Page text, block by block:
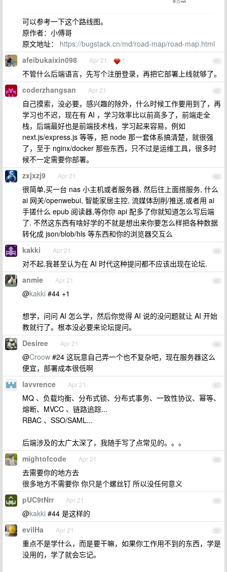
可以参考一下这个路线图。
原作者：小傅哥
原文地址： https://bugstack.cn/md/road-map/road-map.html
41
afeibukaixin098 Apr 21 1
不管什么后端语言，先写个注册登录，再把它部署上线就够了。
42
coderzhangsan Apr 21
自己摸索，没必要，感兴趣的除外，什么时候工作要用到了，再
学习也不迟，现在有 AI ，学习效率比以前高多了，前端走全
栈，后端最好也是前端技术栈，学习起来容易，例如
next.js/express.js 等等，把 node 那一套体系搞清楚，就很强
了，至于 nginx/docker 那些东西，只不过是运维工具，很多时
候不一定需要你部署。
43
zxjxzj9 Apr 21
很简单,买一台 nas 小主机或者服务器, 然后往上面搭服务, 什么
ai 网关/openwebui, 智能家居主控, 流媒体刮削/推送,或者用 ai
手搓什么 epub 阅读器,等你你 api 配多了你就知道怎么写后端
了. 不然这东西有啥好学的不就是想出来你要怎么样把各种数据
转化成 json/blob/hls 等东西和你的浏览器交互么
44
kakki Apr 21
对不起,我甚至认为在 AI 时代这种提问都不应该出现在论坛.
45
anmie Apr 21
@kakki #44 +1
想学，问问 AI 怎么学，然后你觉得 AI 说的没问题就让 AI 开始
教就行了。根本没必要来论坛提问。
46
Desiree Apr 21
@Croow #24 这玩意自己弄一个也不复杂吧，现在服务器这么
便宜，部署成本很低啊
47
lavvrence Apr 21
MQ 、负载均衡、分布式锁、分布式事务、一致性协议、幂等、
熔断、MVCC 、链路追踪...
RBAC 、SSO/SAML...
后端涉及的太广太深了，我随手写了点常见的。。。
48
mightofcode Apr 21
去需要你的地方去
很多地方不需要你 你只是个螺丝钉 所以没任何意义
49
pUC9tNrr Apr 21
@kakki #44 是这样的
50
evilHa Apr 21
重点不是学什么，而是要干嘛，如果你工作用不到的东西，学是
没用的，学了就会忘记。